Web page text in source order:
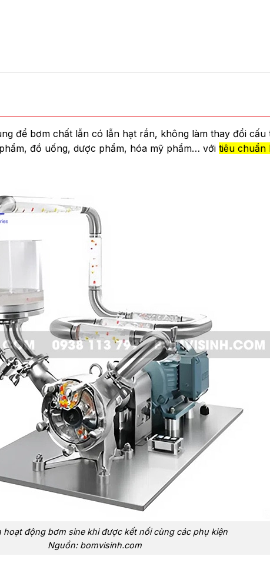
để bơm chất lẫn có lẫn hạt rắn, không làm thay đổi
đồ uống, dược phẩm, hóa mỹ phẩm… với tiêu chuẩn
hoạt động bơm sine khi được kết nối cùng các phụ kiện
Nguồn: bomvisinh.com